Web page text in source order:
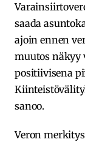
saada
ajoin ennen
muutos näkyy
positiivisena
sanoo.
Veron